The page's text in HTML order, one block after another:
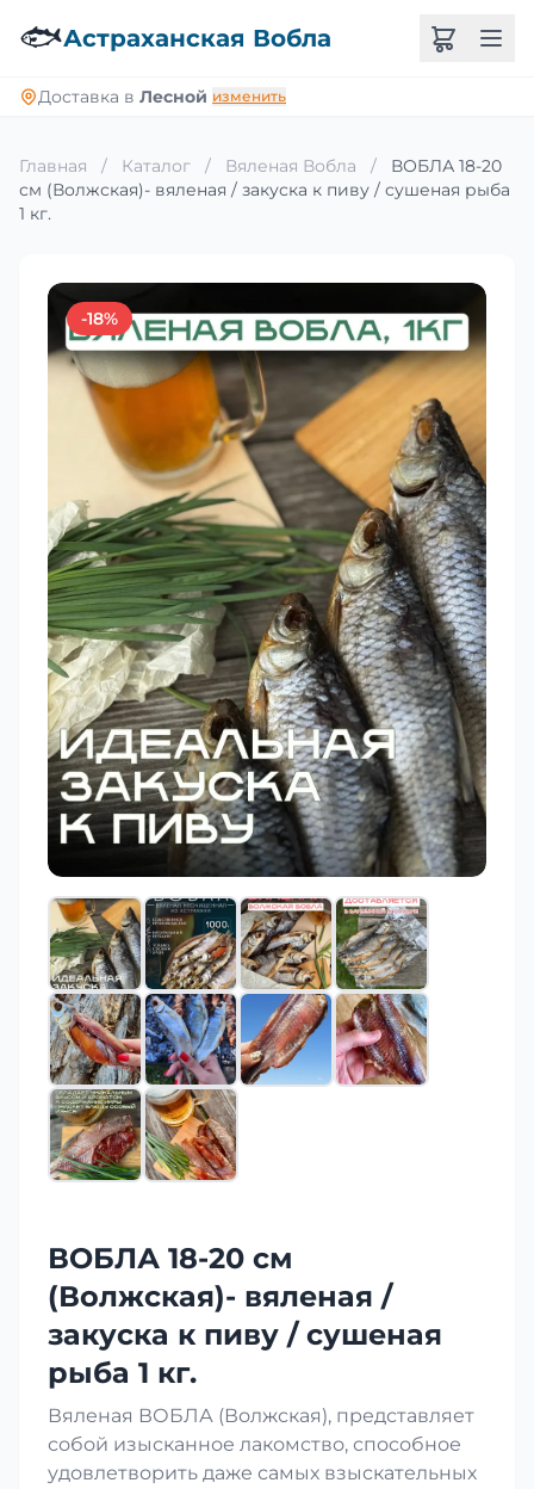
🐟Астраханская Вобла
Доставка в Лесной изменить
Главная / Каталог / Вяленая Вобла /
ВОБЛА 18-20
см (Волжская)- вяленая / закуска к пиву / сушеная рыба
1 кг.
-18%
ВОБЛА 18-20 см
(Волжская)- вяленая /
закуска к пиву / сушеная
рыба 1 кг.
Вяленая ВОБЛА (Волжская), представляет
собой изысканное лакомство, способное
удовлетворить даже самых взыскательных